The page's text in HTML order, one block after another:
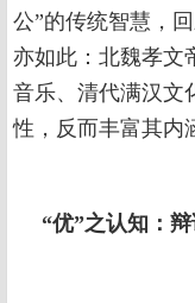
公”的传统智慧，
亦如此：北魏孝文
音乐、清代满汉文
性，反而丰富其内
“优”之认知：